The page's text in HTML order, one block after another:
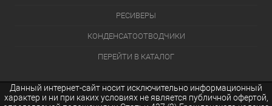
РЕСИВЕРЫ
КОНДЕНСАТООТВОДЧИКИ
ПЕРЕЙТИ В КАТАЛОГ
Данный интернет-сайт носит исключительно информационный
характер и ни при каких условиях не является публичной офертой,